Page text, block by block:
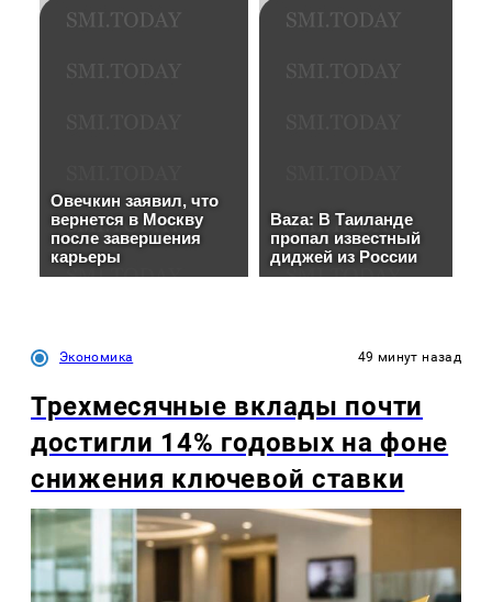
Экономика 49 минут назад
Трехмесячные вклады почти
достигли 14% годовых на фоне
снижения ключевой ставки